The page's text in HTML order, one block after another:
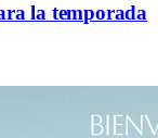
la temporada